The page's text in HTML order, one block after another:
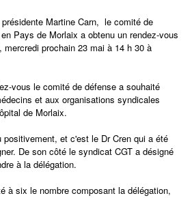
Martine Carn, le comité de
Pays de Morlaix a obtenu un rendez-vous
prochain 23 mai à 14 h 30 à
vous le comité de défense a souhaité
et aux organisations syndicales
de Morlaix.
positivement, et c'est le Dr Cren qui a été
De son côté le syndicat CGT a désigné
à la délégation.
à six le nombre composant la délégation,